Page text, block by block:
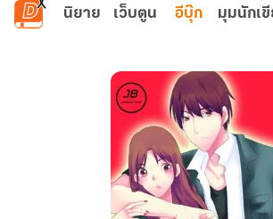
ข้ามไปยังเนื้อหาหลัก
นิยาย เว็บตูน อีบุ๊ก มุมนักเ